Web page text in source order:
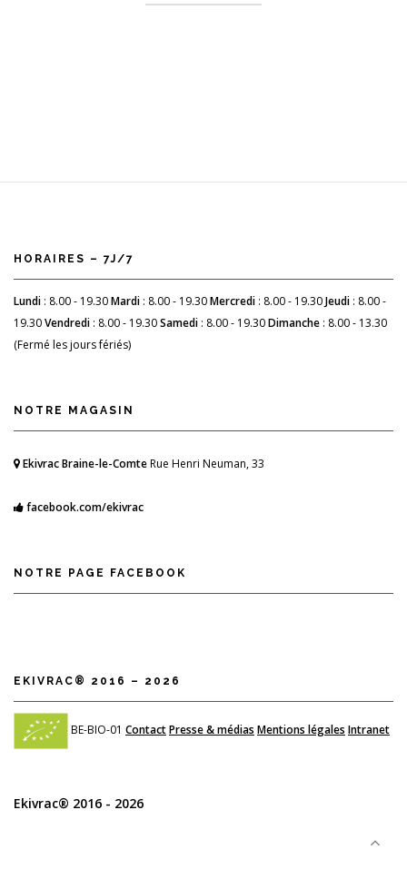
HORAIRES – 7J/7
Lundi : 8.00 - 19.30Mardi : 8.00 - 19.30Mercredi : 8.00 - 19.30Jeudi : 8.00 -
19.30Vendredi : 8.00 - 19.30Samedi : 8.00 - 19.30Dimanche : 8.00 - 13.30
(Fermé les jours fériés)
NOTRE MAGASIN
Ekivrac Braine-le-ComteRue Henri Neuman, 33
facebook.com/ekivrac
NOTRE PAGE FACEBOOK
EKIVRAC® 2016 – 2026
BE-BIO-01 ContactPresse & médias Mentions légales Intranet
Ekivrac® 2016 - 2026